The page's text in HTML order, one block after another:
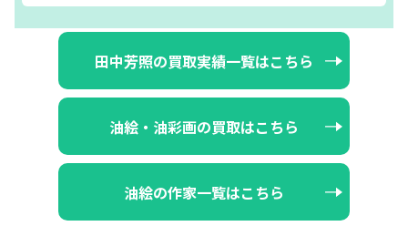
田中芳照の買取実績一覧はこちら
油絵・油彩画の買取はこちら
油絵の作家一覧はこちら